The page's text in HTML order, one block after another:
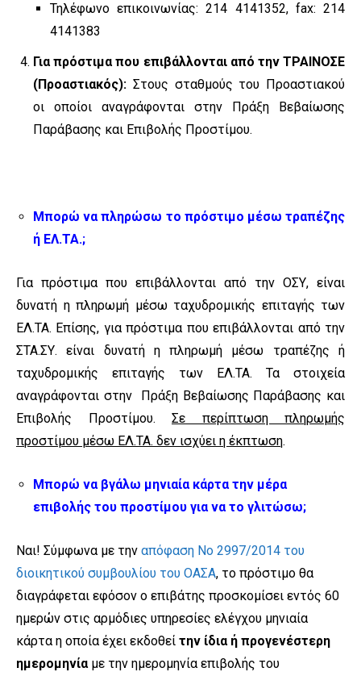
Τηλέφωνο επικοινωνίας: 214 4141352, fax: 214
4141383
Για πρόστιμα που επιβάλλονται από την ΤΡΑΙΝΟΣΕ
(Προαστιακός): Στους σταθμούς του Προαστιακού
οι οποίοι αναγράφονται στην Πράξη Βεβαίωσης
Παράβασης και Επιβολής Προστίμου.
Μπορώ να πληρώσω το πρόστιμο μέσω τραπέζης
ή ΕΛ.ΤΑ.;
Για πρόστιμα που επιβάλλονται από την ΟΣΥ, είναι
δυνατή η πληρωμή μέσω ταχυδρομικής επιταγής των
ΕΛ.ΤΑ. Επίσης, για πρόστιμα που επιβάλλονται από την
ΣΤΑ.ΣΥ. είναι δυνατή η πληρωμή μέσω τραπέζης ή
ταχυδρομικής επιταγής των ΕΛ.ΤΑ. Τα στοιχεία
αναγράφονται στην Πράξη Βεβαίωσης Παράβασης και
Επιβολής Προστίμου. Σε περίπτωση πληρωμής
προστίμου μέσω ΕΛ.ΤΑ. δεν ισχύει η έκπτωση.
Μπορώ να βγάλω μηνιαία κάρτα την μέρα
επιβολής του προστίμου για να το γλιτώσω;
Ναι! Σύμφωνα με την απόφαση Νο 2997/2014 του
διοικητικού συμβουλίου του ΟΑΣΑ, το πρόστιμο θα
διαγράφεται εφόσον ο επιβάτης προσκομίσει εντός 60
ημερών στις αρμόδιες υπηρεσίες ελέγχου μηνιαία
κάρτα η οποία έχει εκδοθεί την ίδια ή προγενέστερη
ημερομηνίαμε την ημερομηνία επιβολής του